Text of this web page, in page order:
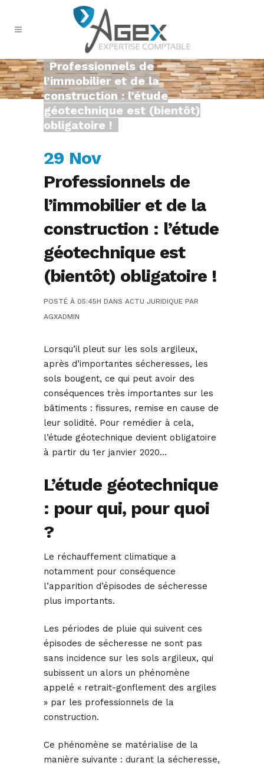
Professionnels de
l’immobilier et de la
construction : l’étude
géotechnique est (bientôt)
obligatoire !
29 Nov
Professionnels de
l’immobilier et de la
construction : l’étude
géotechnique est
(bientôt) obligatoire !
POSTÉ À 05:45H DANS ACTU JURIDIQUE PAR
AGXADMIN
Lorsqu’il pleut sur les sols argileux,
après d’importantes sécheresses, les
sols bougent, ce qui peut avoir des
conséquences très importantes sur les
bâtiments : fissures, remise en cause de
leur solidité. Pour remédier à cela,
l’étude géotechnique devient obligatoire
à partir du 1er janvier 2020…
L’étude géotechnique
: pour qui, pour quoi
?
Le réchauffement climatique a
notamment pour conséquence
l’apparition d’épisodes de sécheresse
plus importants.
Les périodes de pluie qui suivent ces
épisodes de sécheresse ne sont pas
sans incidence sur les sols argileux, qui
subissent un alors un phénomène
appelé « retrait-gonflement des argiles
» par les professionnels de la
construction.
Ce phénomène se matérialise de la
manière suivante : durant la sécheresse,